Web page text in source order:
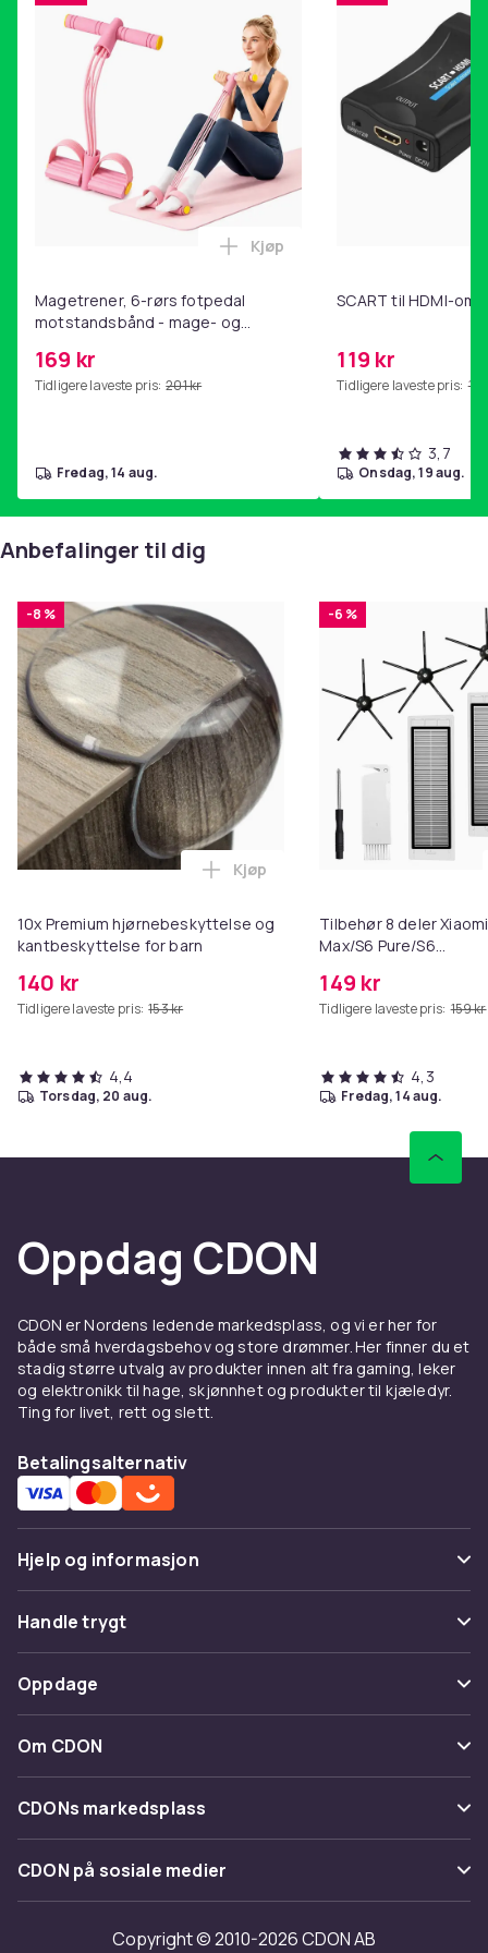
d0c5aec9-f970-491b-8c54-7001dc2aa91c
Produktsikkerhetsinformasjon
Magetrener, 6-rørs fotpedal
motstandsbånd - mage- og
hjemmegymnastikk Pink
169 kr
Tidligere laveste pris: 201 kr
Legg Magetrener, 6-rørs
Kjøp
fredag, 14 aug.
SCART til HDMI-
119 kr
Tidligere laveste pris:
3,7
onsdag, 19 aug.
Anbefalinger til dig
-8 %
10x Premium hjørnebeskyttelse og
kantbeskyttelse for barn
140 kr
Tidligere laveste pris: 153 kr
Legg 10x Premium
Kjøp
4,4
torsdag, 20 aug.
-6 %
Tilbehør 8 deler
Max/S6 Pure/S6
149 kr
Tidligere laveste pris: 159 kr
4,3
fredag, 14 aug.
Oppdag CDON
CDON er Nordens ledende markedsplass, og vi er her for
både små hverdagsbehov og store drømmer. Her finner du et
stadig større utvalg av produkter innen alt fra gaming, leker
og elektronikk til hage, skjønnhet og produkter til kjæledyr.
Ting for livet, rett og slett.
Betalingsalternativ
Hjelp og informasjon
Vanlige spørsmål
Spor pakke
Angre & returner her
Kontakt oss
Handle trygt
Betaling
Levering
Tilbakekallinger
Oppdage
Kategorier
Varemerker
Om CDON
Om oss
Kundeanmeldelser
Jobbe på CDON
Investor relations
CDONs markedsplass
Merchant Help Center
CDON på sosiale medier
Copyright © 2010-2026 CDON AB